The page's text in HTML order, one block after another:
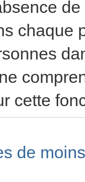
chaque
cette
de